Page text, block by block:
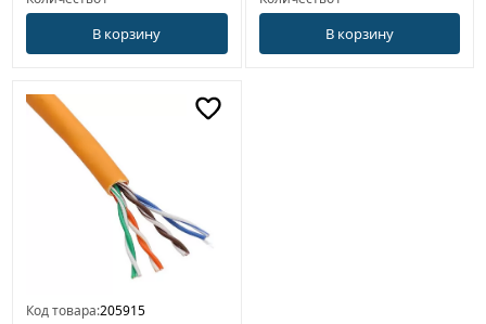
В корзину В корзину
Код товара:205915